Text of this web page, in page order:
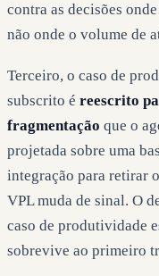
contra as decisões
não onde o volume de
Terceiro, o caso de
subscrito é reescrito
fragmentação que o
projetada sobre uma
integração para retirar
VPL muda de sinal. O
caso de produtividade
sobrevive ao primeiro